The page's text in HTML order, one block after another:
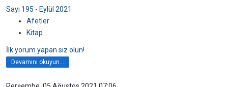
Sayı 195 - Eylül 2021
Afetler
Kitap
İlk yorum yapan siz olun!
Devamını okuyun...